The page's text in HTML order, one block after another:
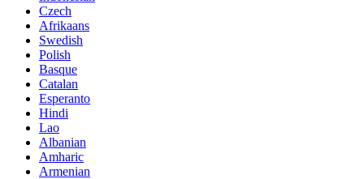
Czech
Afrikaans
Swedish
Polish
Basque
Catalan
Esperanto
Hindi
Lao
Albanian
Amharic
Armenian